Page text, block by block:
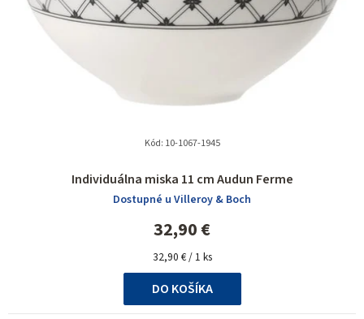
Individuálna miska 11 cm Audun Ferme
Dostupné u Villeroy & Boch
32,90 €
Jednotková
cena:
32,90 € / 1 ks
DO KOŠÍKA
Kód: 10-1067-1945